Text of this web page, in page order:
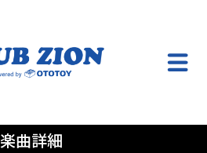
楽曲詳細